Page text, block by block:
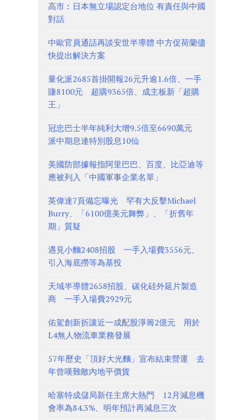
高市︰日本無立場認定台地位 有責任與中國
對話
中歐官員通話再談安世半導體 中方促荷蘭儘
快提出解決方案
量化派2685首掛開報26元升逾1.6倍、一手
賺8100元 超購9365倍、成主板新「超購
王」
冠忠巴士半年純利大增9.5倍至6690萬元
派中期息連特別股息10仙
美國防部據報指阿里巴巴、百度、比亞迪等
應被列入「中國軍事企業名單」
英偉達7頁備忘曝光 罕有大反擊Michael
Burry、「6100億美元舞弊」、「折舊年
期」質疑
遇見小麵2408招股 一手入場費3556元、
引入海底撈等為基投
天域半導體2658招股、碳化硅外延片製造
商 一手入場費2929元
佑駕創新折讓近一成配股淨籌2億元 用於
L4無人物流車業務發展
57年歷史「頂好大光麵」宣布結束營運 去
年曾嘆難敵內地平價貨
哈塞特成儲局新任主席大熱門 12月減息機
會率為84.3%、明年預計再減息三次